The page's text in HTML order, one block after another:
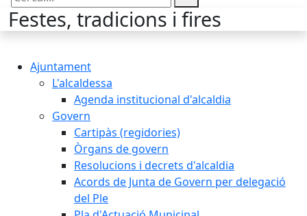
Cercar:
Festes, tradicions i fires
Ajuntament
L'alcaldessa
Agenda institucional d'alcaldia
Govern
Cartipàs (regidories)
Òrgans de govern
Resolucions i decrets d'alcaldia
Acords de Junta de Govern per delegació
del Ple